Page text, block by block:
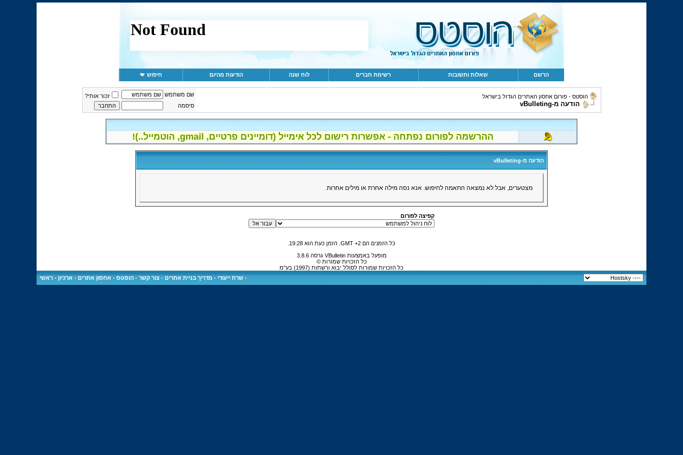
הרשם שאלות ותשובות רשימת חברים לוח שנה הודעות מהיום חיפוש
הוסטס - פורום אחסון האתרים הגדול בישראל
הודעה מ-vBulleting
שם משתמש
זכור אותי?
סיסמה
ההרשמה לפורום נפתחה - אפשרות רישום לכל אימייל (דומיינים פרטיים, gmail, הוטמייל..)!
הודעה מ-vBulleting
מצטערים, אבל לא נמצאה התאמה לחיפוש. אנא נסה מילה אחרת או מילים אחרות.
קפיצה לפורום
כל הזמנים הם GMT +2. הזמן כעת הוא 19:28
מופעל באמצעות VBulletin גרסה 3.8.6
כל הזכויות שמורות ©
כל הזכויות שמורות לסולל יבוא ורשתות (1997) בע"מ
- שרת ייעודי - מדריך בניית אתרים - צור קשר - הוסטס - אחסון אתרים - ארכיון - ראשי